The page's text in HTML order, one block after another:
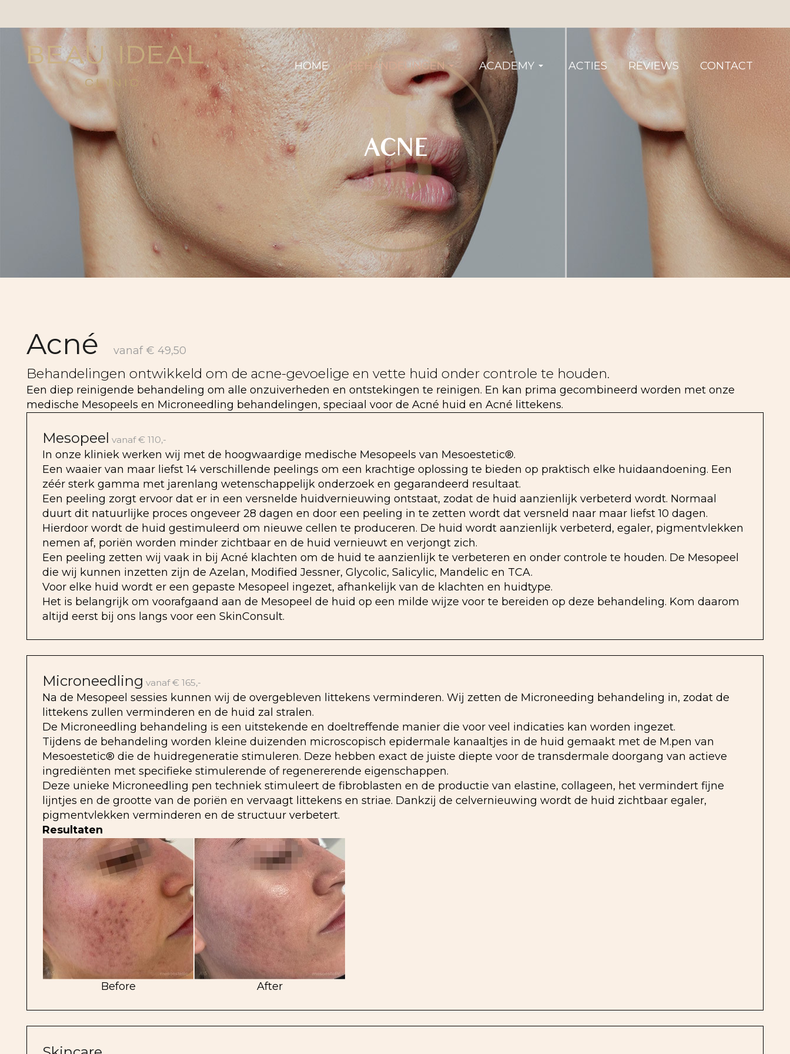
HOME BEHANDELINGEN ACADEMY ACTIES REVIEWS CONTACT
ACNE
Acné vanaf € 49,50
Behandelingen ontwikkeld om de acne-gevoelige en vette huid onder controle te houden.
Een diep reinigende behandeling om alle onzuiverheden en ontstekingen te reinigen. En kan prima gecombineerd worden met onze
medische Mesopeels en Microneedling behandelingen, speciaal voor de Acné huid en Acné littekens.
Mesopeel vanaf € 110,-
In onze kliniek werken wij met de hoogwaardige medische Mesopeels van Mesoestetic®.
Een waaier van maar liefst 14 verschillende peelings om een krachtige oplossing te bieden op praktisch elke huidaandoening. Een
zéér sterk gamma met jarenlang wetenschappelijk onderzoek en gegarandeerd resultaat.
Een peeling zorgt ervoor dat er in een versnelde huidvernieuwing ontstaat, zodat de huid aanzienlijk verbeterd wordt. Normaal
duurt dit natuurlijke proces ongeveer 28 dagen en door een peeling in te zetten wordt dat versneld naar maar liefst 10 dagen.
Hierdoor wordt de huid gestimuleerd om nieuwe cellen te produceren. De huid wordt aanzienlijk verbeterd, egaler, pigmentvlekken
nemen af, poriën worden minder zichtbaar en de huid vernieuwt en verjongt zich.
Een peeling zetten wij vaak in bij Acné klachten om de huid te aanzienlijk te verbeteren en onder controle te houden. De Mesopeel
die wij kunnen inzetten zijn de Azelan, Modified Jessner, Glycolic, Salicylic, Mandelic en TCA.
Voor elke huid wordt er een gepaste Mesopeel ingezet, afhankelijk van de klachten en huidtype.
Het is belangrijk om voorafgaand aan de Mesopeel de huid op een milde wijze voor te bereiden op deze behandeling. Kom daarom
altijd eerst bij ons langs voor een SkinConsult.
Microneedling vanaf € 165,-
Na de Mesopeel sessies kunnen wij de overgebleven littekens verminderen. Wij zetten de Microneeding behandeling in, zodat de
littekens zullen verminderen en de huid zal stralen.
De Microneedling behandeling is een uitstekende en doeltreffende manier die voor veel indicaties kan worden ingezet.
Tijdens de behandeling worden kleine duizenden microscopisch epidermale kanaaltjes in de huid gemaakt met de M.pen van
Mesoestetic® die de huidregeneratie stimuleren. Deze hebben exact de juiste diepte voor de transdermale doorgang van actieve
ingrediënten met specifieke stimulerende of regenererende eigenschappen.
Deze unieke Microneedling pen techniek stimuleert de fibroblasten en de productie van elastine, collageen, het vermindert fijne
lijntjes en de grootte van de poriën en vervaagt littekens en striae. Dankzij de celvernieuwing wordt de huid zichtbaar egaler,
pigmentvlekken verminderen en de structuur verbetert.
Resultaten
Before After